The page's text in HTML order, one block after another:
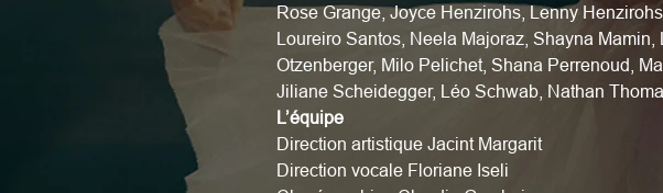
Rose Grange, Joyce Henzirohs, Lenny
Loureiro Santos, Neela Majoraz, Shayna
Otzenberger, Milo Pelichet, Shana Perrenoud,
Jiliane Scheidegger, Léo Schwab, Nathan
L’équipe
Direction artistique Jacint Margarit
Direction vocale Floriane Iseli